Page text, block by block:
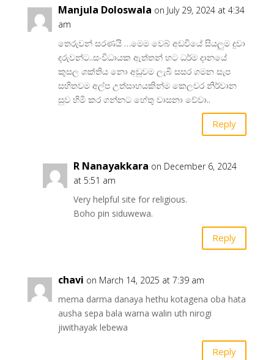
Manjula Doloswala on July 29, 2024 at 4:34
am
තෙරුවන් සරණයි …මෙම වෙබ් අඩවියේ සියලුම දුවා
දරුවන්ට..සංවිධායක ඇත්තන් හට ධර්ම දානයේ
කුසල ශක්තිය නො අඩුවම ලැබී සසර ගමන සැප
සහිතවම අල්ප උත්සාහයකින්ම කෙලවර නිර්වාන
සුව හිමි කර ගන්නට හේතු වාසනා වේවා..
Reply
R Nanayakkara on December 6, 2024
at 5:51 am
Very helpful site for religious.
Boho pin siduwewa.
Reply
chavi on March 14, 2025 at 7:39 am
mema darma danaya hethu kotagena oba hata
ausha sepa bala warna walin uth nirogi
jiwithayak lebewa
Reply